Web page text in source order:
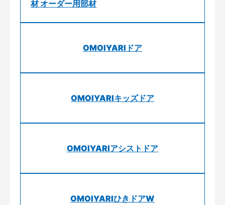
材 オーダー用部材
OMOIYARIドア
OMOIYARIキッズドア
OMOIYARIアシストドア
OMOIYARIひきドアW